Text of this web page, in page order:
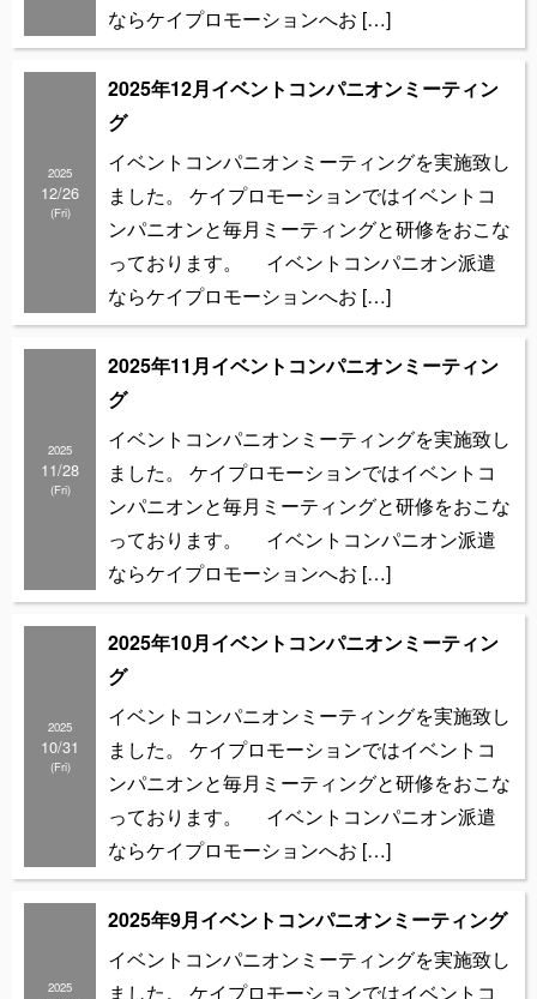
ならケイプロモーションへお […]
2025
12/26
(Fri)
2025年12月イベントコンパニオンミーティン
グ
イベントコンパニオンミーティングを実施致し
ました。 ケイプロモーションではイベントコ
ンパニオンと毎月ミーティングと研修をおこな
っております。 イベントコンパニオン派遣
ならケイプロモーションへお […]
2025
11/28
(Fri)
2025年11月イベントコンパニオンミーティン
グ
イベントコンパニオンミーティングを実施致し
ました。 ケイプロモーションではイベントコ
ンパニオンと毎月ミーティングと研修をおこな
っております。 イベントコンパニオン派遣
ならケイプロモーションへお […]
2025
10/31
(Fri)
2025年10月イベントコンパニオンミーティン
グ
イベントコンパニオンミーティングを実施致し
ました。 ケイプロモーションではイベントコ
ンパニオンと毎月ミーティングと研修をおこな
っております。 イベントコンパニオン派遣
ならケイプロモーションへお […]
2025
2025年9月イベントコンパニオンミーティング
イベントコンパニオンミーティングを実施致し
ました。 ケイプロモーションではイベントコ